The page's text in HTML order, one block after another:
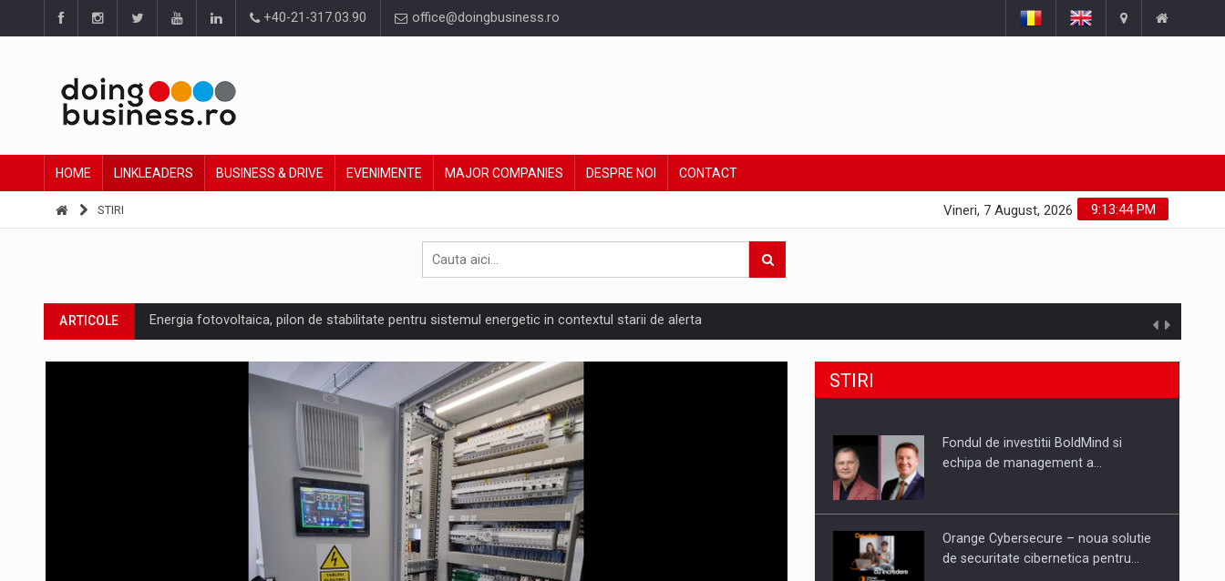
+40-21-317.03.90 office@doingbusiness.ro
HOME LINKLEADERS BUSINESS & DRIVE EVENIMENTE MAJOR COMPANIES DESPRE NOI CONTACT
STIRI 9:13:44 PM
Vineri, 7 August, 2026
ARTICOLE Energia fotovoltaica, pilon de stabilitate pentru sistemul energetic in contextul starii de alerta
ARTICOLE Cum invatam sa spunem nu intr-o cultura care pedepseste granitele?
Ingredient Spotlight: What SKU Level Tracking Reveals About Bakuchiol's Evolution
Producatorii si comerciantii care nu se supun noilor reglementari UE privind ambalajele pot risca retragerea produselor din piata
LEADERSHIP IN MISCARE
CU BATERIILE PERMANENT INCARCATE
PUTTING ROMANIAN CORPORATE COMPANIES ON THE INTERNATIONAL BUSINESS SCENE
STIRI
Fondul de investitii BoldMind si
echipa de management a…
Orange Cybersecure – noua solutie
de securitate cibernetica pentru…